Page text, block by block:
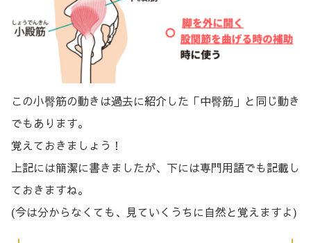
この小臀筋の動きは過去に紹介した「中臀筋」と同じ動き
でもあります。
覚えておきましょう！
上記には簡潔に書きましたが、下には専門用語でも記載し
ておきますね。
(今は分からなくても、見ていくうちに自然と覚えますよ)